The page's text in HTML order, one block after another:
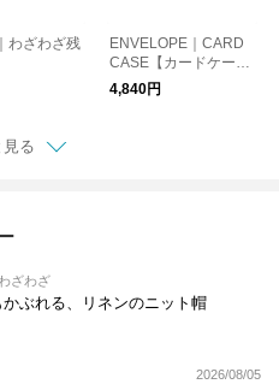
わざわざ残
ENVELOPE｜CARD
CASE【カードケー
ス】
4,840円
見る
ざわざ
かぶれる、リネンのニット帽
2026/08/05